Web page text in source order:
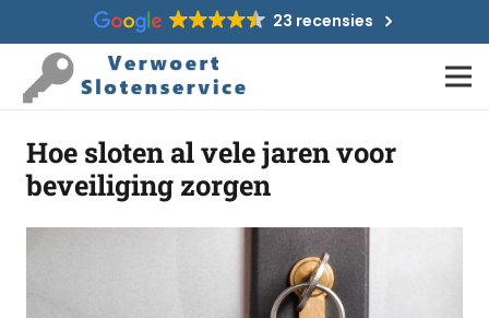
23 recensies
Hoe sloten al vele jaren voor
beveiliging zorgen